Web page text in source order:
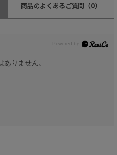
商品のよくあるご質問 （0）
ありません。